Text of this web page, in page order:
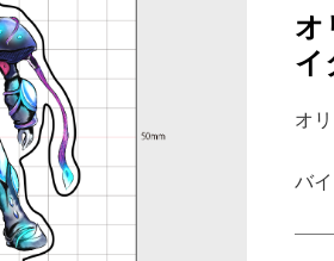
オ
イ
オ
バ